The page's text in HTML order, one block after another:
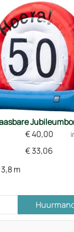
€40,00
€33,06
3,8 m